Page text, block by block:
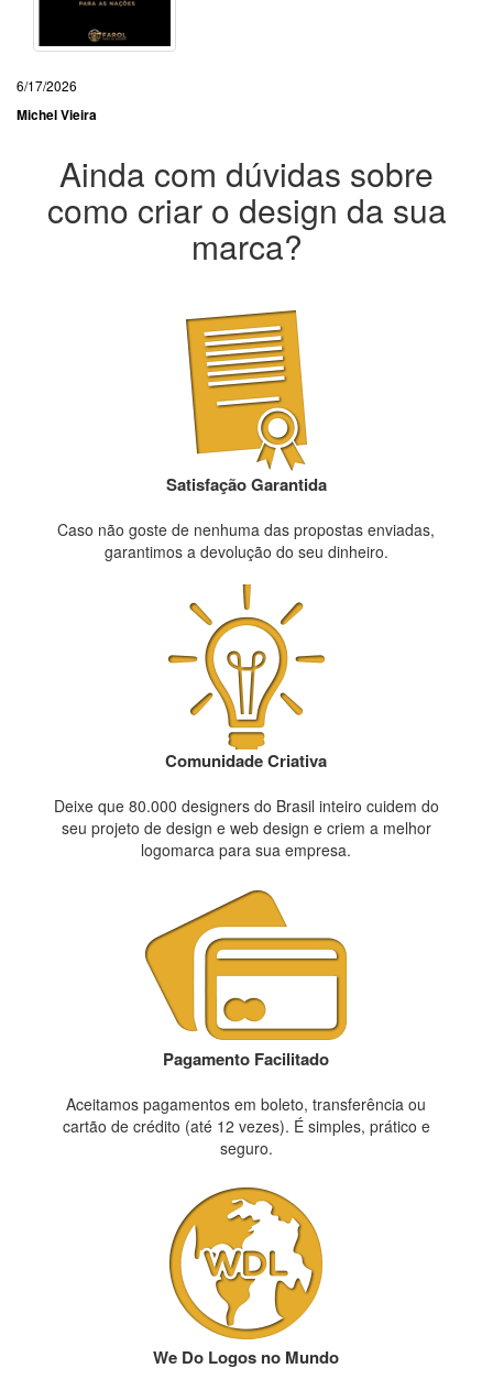
6/17/2026
Michel Vieira
Ainda com dúvidas sobre
como criar o design da sua
marca?
Satisfação Garantida
Caso não goste de nenhuma das propostas enviadas,
garantimos a devolução do seu dinheiro.
Comunidade Criativa
Deixe que 80.000 designers do Brasil inteiro cuidem do
seu projeto de design e web design e criem a melhor
logomarca para sua empresa.
Pagamento Facilitado
Aceitamos pagamentos em boleto, transferência ou
cartão de crédito (até 12 vezes). É simples, prático e
seguro.
We Do Logos no Mundo